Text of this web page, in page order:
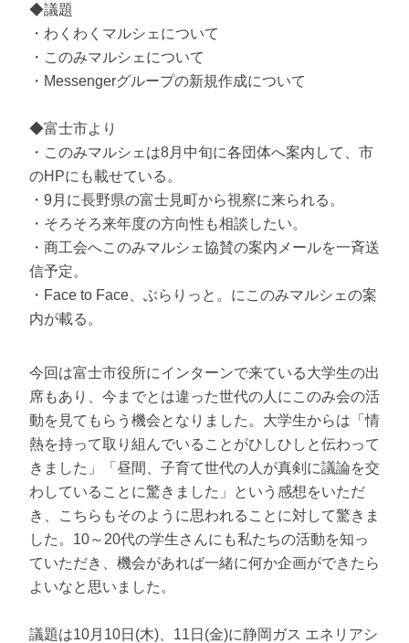
◆議題
・わくわくマルシェについて
・このみマルシェについて
・Messengerグループの新規作成について
◆富士市より
・このみマルシェは8月中旬に各団体へ案内して、市
のHPにも載せている。
・9月に長野県の富士見町から視察に来られる。
・そろそろ来年度の方向性も相談したい。
・商工会へこのみマルシェ協賛の案内メールを一斉送
信予定。
・Face to Face、ぶらりっと。にこのみマルシェの案
内が載る。
今回は富士市役所にインターンで来ている大学生の出
席もあり、今までとは違った世代の人にこのみ会の活
動を見てもらう機会となりました。大学生からは「情
熱を持って取り組んでいることがひしひしと伝わって
きました」「昼間、子育て世代の人が真剣に議論を交
わしていることに驚きました」という感想をいただ
き、こちらもそのように思われることに対して驚きま
した。10～20代の学生さんにも私たちの活動を知っ
ていただき、機会があれば一緒に何か企画ができたら
よいなと思いました。
議題は10月10日(木)、11日(金)に静岡ガス エネリアシ